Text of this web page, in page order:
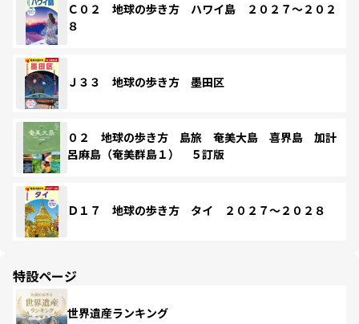
Ｃ０２ 地球の歩き方 ハワイ島 ２０２７～２０２
８
Ｊ３３ 地球の歩き方 墨田区
０２ 地球の歩き方 島旅 奄美大島 喜界島 加計
呂麻島（奄美群島１） ５訂版
Ｄ１７ 地球の歩き方 タイ ２０２７～２０２８
特設ページ
世界遺産ランキング